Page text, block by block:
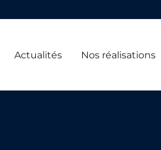
Actualités Nos réalisations